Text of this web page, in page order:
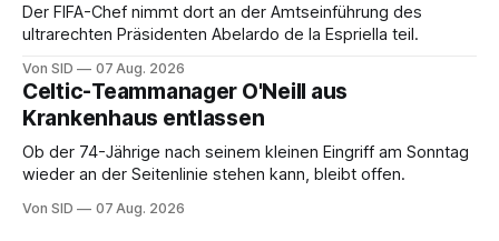
Der FIFA-Chef nimmt dort an der Amtseinführung des
ultrarechten Präsidenten Abelardo de la Espriella teil.
Von SID 07 Aug. 2026
Celtic-Teammanager O'Neill aus
Krankenhaus entlassen
Ob der 74-Jährige nach seinem kleinen Eingriff am Sonntag
wieder an der Seitenlinie stehen kann, bleibt offen.
Von SID 07 Aug. 2026